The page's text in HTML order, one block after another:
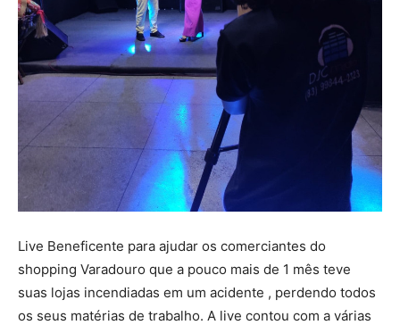
Live Beneficente para ajudar os comerciantes do
shopping Varadouro que a pouco mais de 1 mês teve
suas lojas incendiadas em um acidente , perdendo todos
os seus matérias de trabalho. A live contou com a várias